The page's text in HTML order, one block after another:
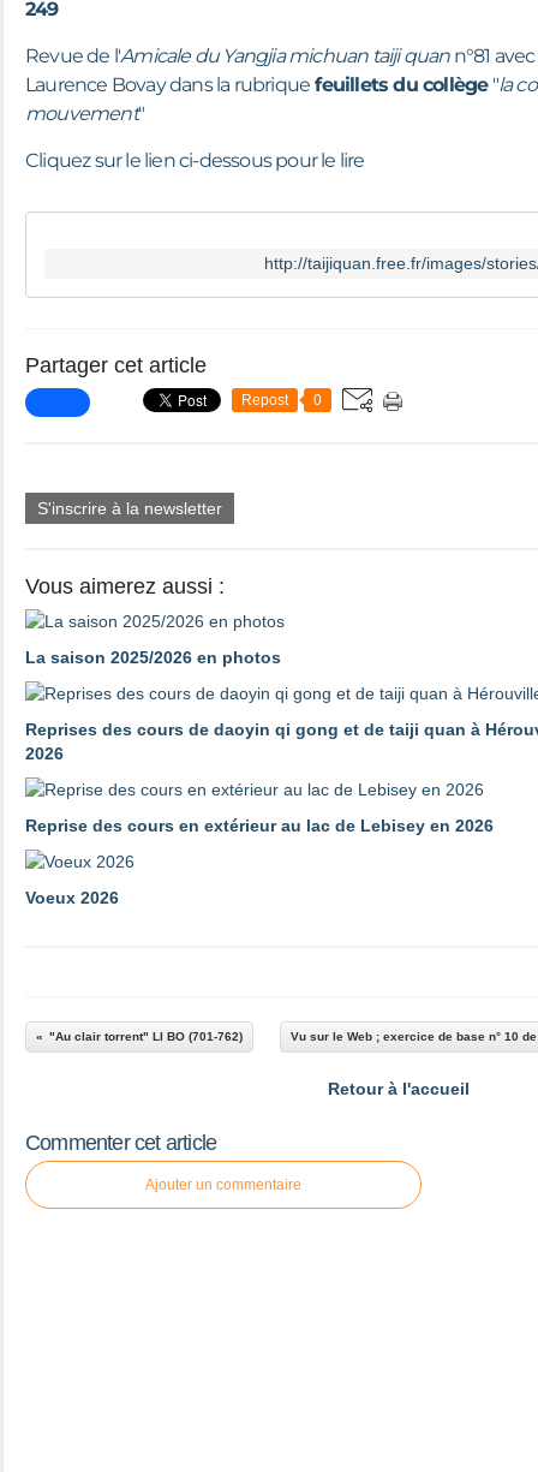
249
Revue de l'Amicale du Yangjia michuan taiji quann°81
Laurence Bovay dans la rubrique feuillets du collège"la
mouvement"
Cliquez sur le lien ci-dessous pour le lire
http://taijiquan.free.fr/images/
Partager cet article
Repost 0
S'inscrire à la newsletter
Vous aimerez aussi :
La saison 2025/2026 en photos
Reprises des cours de daoyin qi gong et de taiji quan à
2026
Reprise des cours en extérieur au lac de Lebisey en 2026
Voeux 2026
"Au clair torrent" LI BO (701-762) Vu sur le Web ; exercice de base n° 10
Retour à l'accueil
Commenter cet article
Ajouter un commentaire